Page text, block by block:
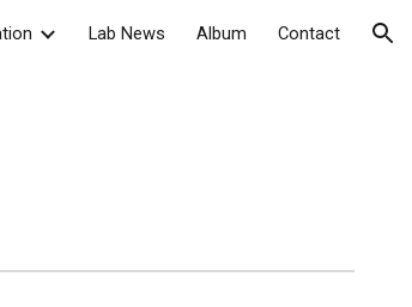
Lab News Album Contact